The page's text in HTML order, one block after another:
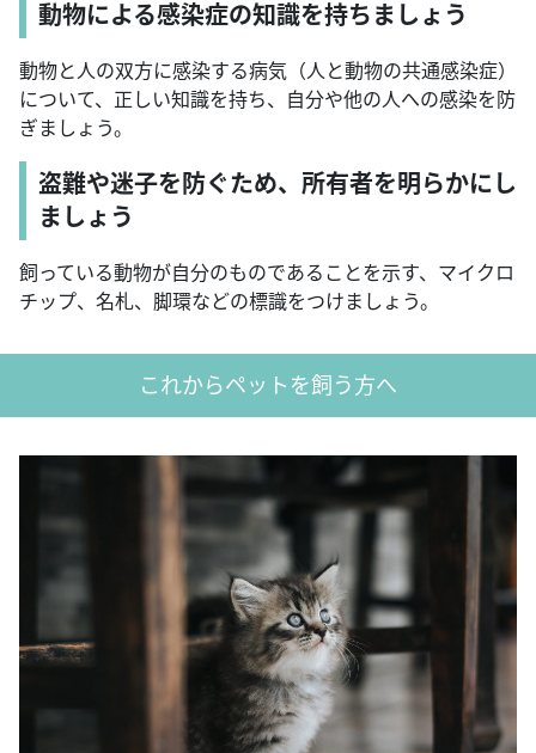
動物による感染症の知識を持ちましょう
動物と人の双方に感染する病気（人と動物の共通感染症）
について、正しい知識を持ち、自分や他の人への感染を防
ぎましょう。
盗難や迷子を防ぐため、所有者を明らかにし
ましょう
飼っている動物が自分のものであることを示す、マイクロ
チップ、名札、脚環などの標識をつけましょう。
これからペットを飼う方へ